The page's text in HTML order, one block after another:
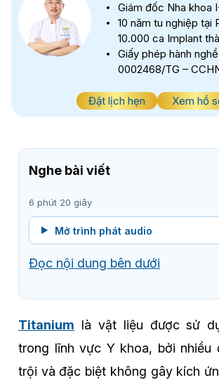
Giám đốc Nha khoa
10 năm tu nghiệp tại
10.000 ca Implant
Giấy phép hành
0002468/TG –
Đặt lịch hẹn Xem hồ
Nghe bài viết
6 phút 20 giây
Mở trình phát audio
Đọc nội dung bên dưới
Titanium là vật liệu được sử
trong lĩnh vực Y khoa, bởi nhiều
trội và đặc biệt không gây kích